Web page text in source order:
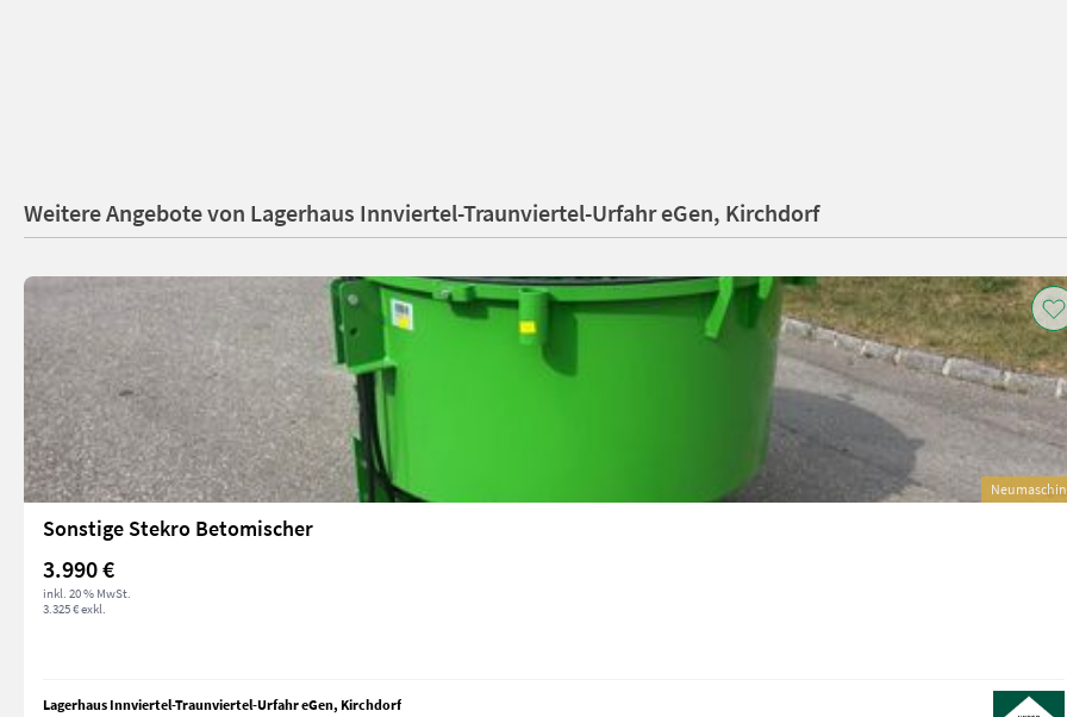
Weitere Angebote von Lagerhaus Innviertel-Traunviertel-Urfahr eGen, Kirchdorf
Sonstige Stekro Betomischer
3.990 €
inkl. 20 % MwSt.
3.325 € exkl.
Lagerhaus Innviertel-Traunviertel-Urfahr eGen, Kirchdorf